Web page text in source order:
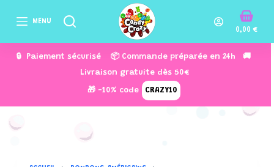
P
s
s
a
u
MENU
0,00€
🔒 Paiement sécurisé 📦 Commande préparée en 24h 🚚
Livraison gratuite dès 50€
🎁 -10% code CRAZY10